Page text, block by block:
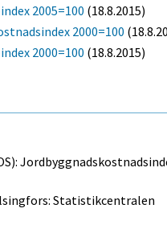
2005=100 (18.8.2015)
2000=100
2000=100 (18.8.2015)
Statistikcentralen